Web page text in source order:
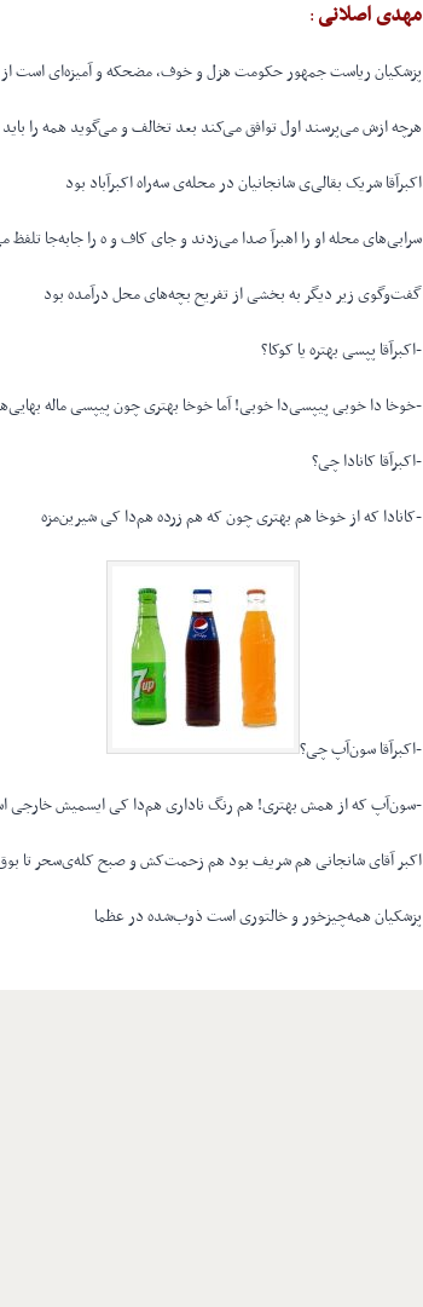
مهدی اصلانی :
پزشکیان ریاست جمهور حکومت هزل و خوف، مضحکه‌ و آمیزه‌ای است از
هرچه ازش می‌پرسند اول توافق می‌کند بعد تخالف و می‌گوید همه را
اکبرآقا شریک بقالی‌ی شانجانیان در محله‌ی سه‌راه اکبرآباد بود
سرابی‌های محله او را اهبرآ صدا می‌زدند و جای کاف و ه را جابه‌جا تلفظ
گفت‌و‌گوی زیر دیگر به بخشی از تفریح بچه‌های محل درآمده بود
-اکبرآقا پپسی بهتره یا کوکا؟
-خوخا دا خوبی پیپسی‌دا خوبی! آما خوخا بهتری چون پیپسی ماله
-اکبرآقا کانادا چی؟
-کانادا که از خوخا هم بهتری چون که هم زرده هم‌دا کی شیرین‌مزه
-اکبرآقا سون‌آپ چی؟
-سون‌آپ که از همش بهتری! هم رنگ ناداری هم‌دا کی ایسمیش خارجی است!
اکبر آقای شانجانی هم شریف بود هم زحمت‌کش و صبح کله‌ی‌سحر تا
پزشکیان همه‌چیز‌خور و خالتوری است ذوب‌شده در عظما